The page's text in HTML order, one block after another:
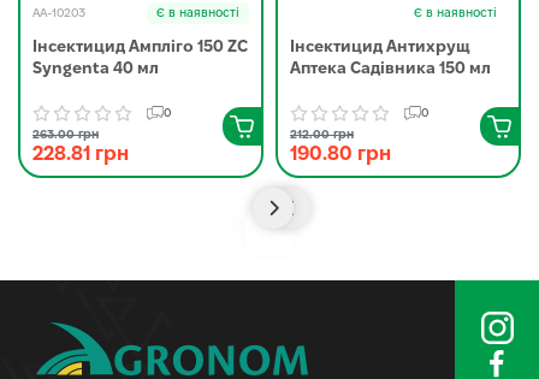
AA-10203 Є в наявності
Інсектицид Ампліго 150 ZC
Syngenta 40 мл
0
263.00 грн
228.81 грн
Є в наявності
Інсектицид Антихрущ
Аптека Садівника 150 мл
0
212.00 грн
190.80 грн